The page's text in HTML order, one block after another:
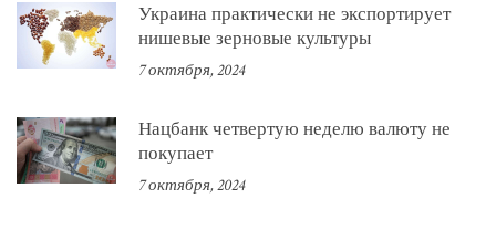
Украина практически не экспортирует
нишевые зерновые культуры
7 октября, 2024
Нацбанк четвертую неделю валюту не
покупает
7 октября, 2024